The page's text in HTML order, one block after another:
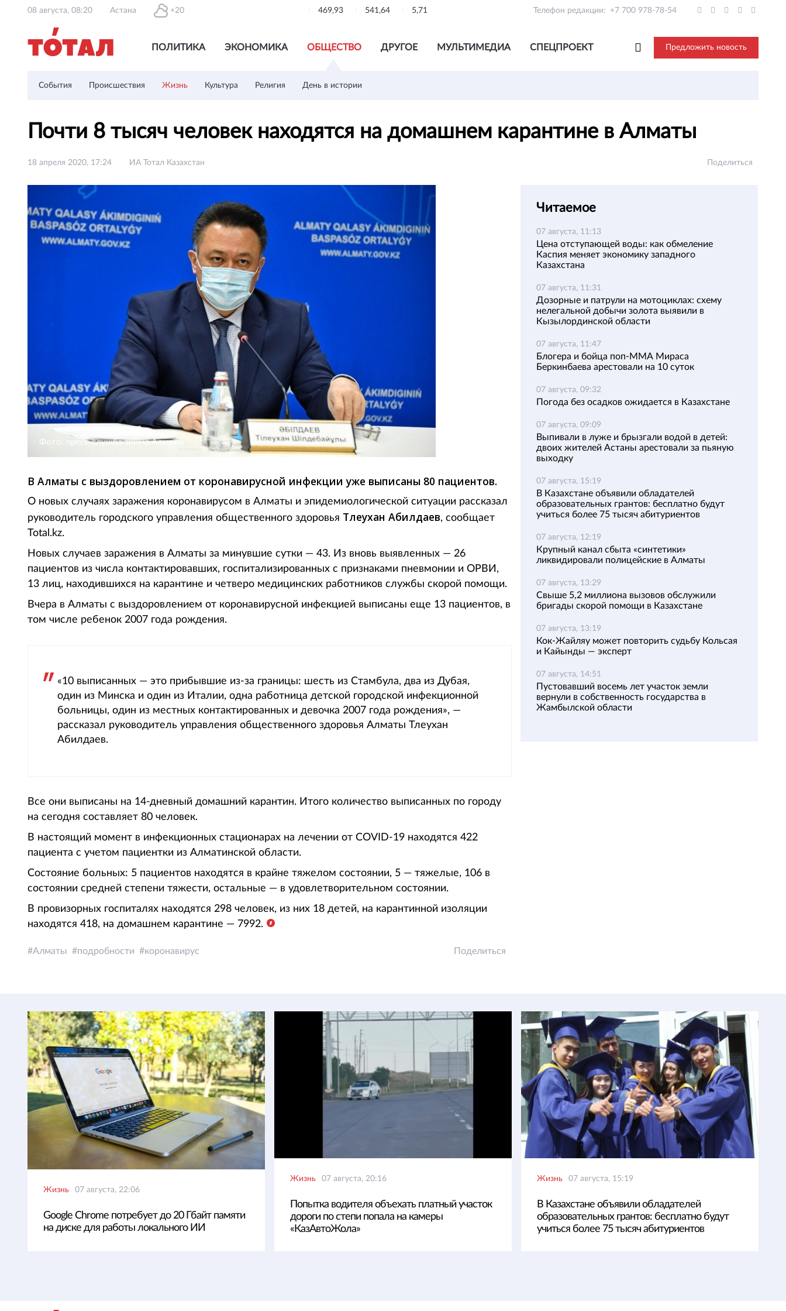
08 августа, 08:20 Астана +20 469,93 541,64 5,71 Телефон редакции: +7 700 978-78-54
ПОЛИТИКА ЭКОНОМИКА ОБЩЕСТВО ДРУГОЕ МУЛЬТИМЕДИА СПЕЦПРОЕКТ Предложить новость
События Происшествия Жизнь Культура Религия День в истории
Почти 8 тысяч человек находятся на домашнем карантине в Алматы
18 апреля 2020, 17:24 ИА Тотал Казахстан Поделиться
Фото: пресс-служба акима Алматы
В Алматы с выздоровлением от коронавирусной инфекции уже выписаны 80 пациентов.
О новых случаях заражения коронавирусом в Алматы и эпидемиологической ситуации рассказал
руководитель городского управления общественного здоровья Тлеухан Абилдаев, сообщает
Total.kz.
Новых случаев заражения в Алматы за минувшие сутки — 43. Из вновь выявленных — 26
пациентов из числа контактировавших, госпитализированных с признаками пневмонии и ОРВИ,
13 лиц, находившихся на карантине и четверо медицинских работников службы скорой помощи.
Вчера в Алматы с выздоровлением от коронавирусной инфекцией выписаны еще 13 пациентов, в
том числе ребенок 2007 года рождения.
«10 выписанных — это прибывшие из-за границы: шесть из Стамбула, два из Дубая,
один из Минска и один из Италии, одна работница детской городской инфекционной
больницы, один из местных контактированных и девочка 2007 года рождения», —
рассказал руководитель управления общественного здоровья Алматы Тлеухан
Абилдаев.
Все они выписаны на 14-дневный домашний карантин. Итого количество выписанных по городу
на сегодня составляет 80 человек.
В настоящий момент в инфекционных стационарах на лечении от COVID-19 находятся 422
пациента с учетом пациентки из Алматинской области.
Состояние больных: 5 пациентов находятся в крайне тяжелом состоянии, 5 — тяжелые, 106 в
состоянии средней степени тяжести, остальные — в удовлетворительном состоянии.
В провизорных госпиталях находятся 298 человек, из них 18 детей, на карантинной изоляции
находятся 418, на домашнем карантине — 7992.
Алматы подробности коронавирус Поделиться
Читаемое
07 августа, 11:13
Цена отступающей воды: как обмеление
Каспия меняет экономику западного
Казахстана
07 августа, 11:31
Дозорные и патрули на мотоциклах: схему
нелегальной добычи золота выявили в
Кызылординской области
07 августа, 11:47
Блогера и бойца поп-ММА Мираса
Беркинбаева арестовали на 10 суток
07 августа, 09:32
Погода без осадков ожидается в Казахстане
07 августа, 09:09
Выпивали в луже и брызгали водой в детей:
двоих жителей Астаны арестовали за пьяную
выходку
07 августа, 15:19
В Казахстане объявили обладателей
образовательных грантов: бесплатно будут
учиться более 75 тысяч абитуриентов
07 августа, 12:19
Крупный канал сбыта «синтетики»
ликвидировали полицейские в Алматы
07 августа, 13:29
Свыше 5,2 миллиона вызовов обслужили
бригады скорой помощи в Казахстане
07 августа, 13:19
Кок-Жайляу может повторить судьбу Кольсая
и Кайынды — эксперт
07 августа, 14:51
Пустовавший восемь лет участок земли
вернули в собственность государства в
Жамбылской области
Жизнь 07 августа, 22:06
Google Chrome потребует до 20 Гбайт памяти
на диске для работы локального ИИ
Жизнь 07 августа, 20:16
Попытка водителя объехать платный участок
дороги по степи попала на камеры
«КазАвтоЖола»
Жизнь 07 августа, 15:19
В Казахстане объявили обладателей
образовательных грантов: бесплатно будут
учиться более 75 тысяч абитуриентов